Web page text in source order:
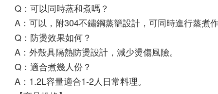
Q：可以同時蒸和煮嗎？
A：可以，附304不鏽鋼蒸籠設計，可同時進行蒸煮
Q：防燙效果如何？
A：外殼具隔熱防燙設計，減少燙傷風險。
Q：適合煮幾人份？
A：1.2L容量適合1-2人日常料理。